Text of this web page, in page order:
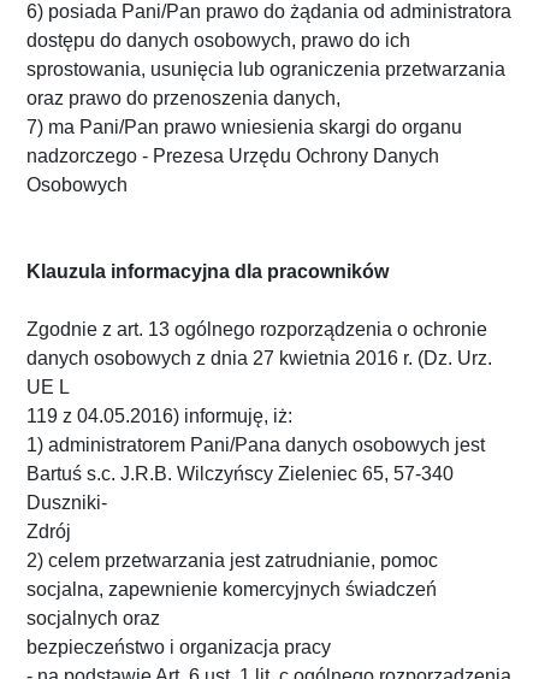
6) posiada Pani/Pan prawo do żądania od administratora
dostępu do danych osobowych, prawo do ich
sprostowania, usunięcia lub ograniczenia przetwarzania
oraz prawo do przenoszenia danych,
7) ma Pani/Pan prawo wniesienia skargi do organu
nadzorczego - Prezesa Urzędu Ochrony Danych
Osobowych
Klauzula informacyjna dla pracowników
Zgodnie z art. 13 ogólnego rozporządzenia o ochronie
danych osobowych z dnia 27 kwietnia 2016 r. (Dz. Urz.
UE L
119 z 04.05.2016) informuję, iż:
1) administratorem Pani/Pana danych osobowych jest
Bartuś s.c. J.R.B. Wilczyńscy Zieleniec 65, 57-340
Duszniki-
Zdrój
2) celem przetwarzania jest zatrudnianie, pomoc
socjalna, zapewnienie komercyjnych świadczeń
socjalnych oraz
bezpieczeństwo i organizacja pracy